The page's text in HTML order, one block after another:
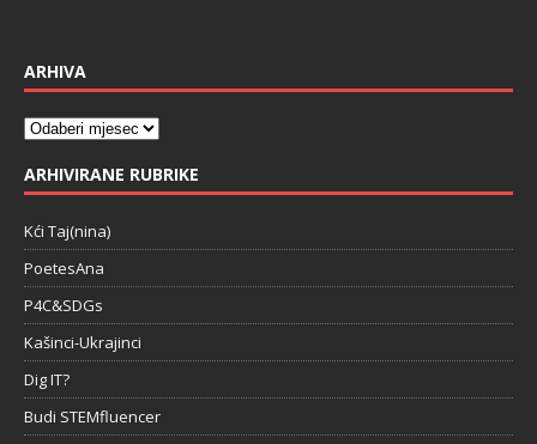
ARHIVA
ARHIVIRANE RUBRIKE
Kći Taj(nina)
PoetesAna
P4C&SDGs
Kašinci-Ukrajinci
Dig IT?
Budi STEMfluencer